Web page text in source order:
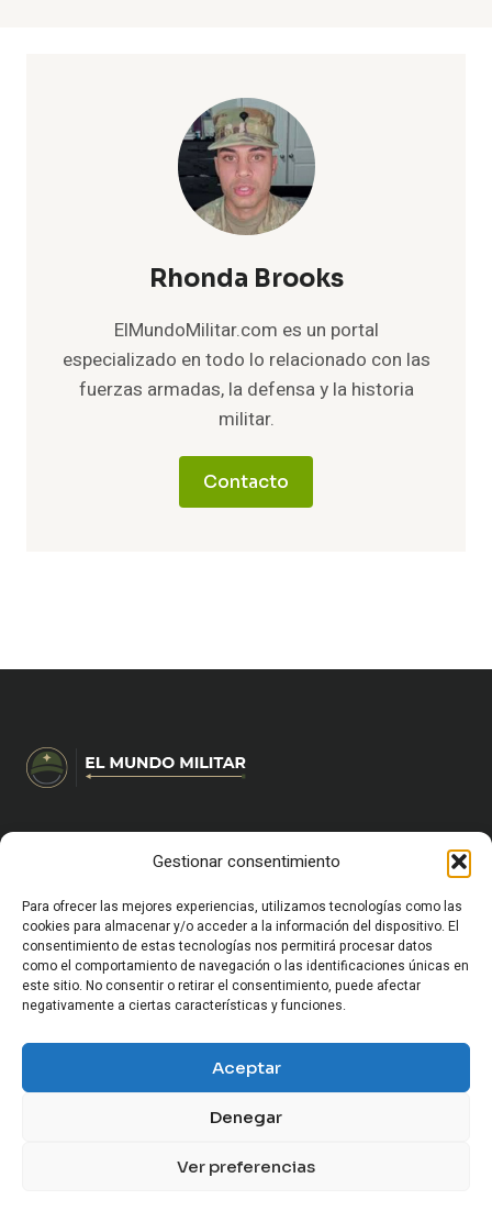
Gestionar consentimiento
Para ofrecer las mejores experiencias, utilizamos tecnologías como las
cookies para almacenar y/o acceder a la información del dispositivo. El
consentimiento de estas tecnologías nos permitirá procesar datos
como el comportamiento de navegación o las identificaciones únicas en
este sitio. No consentir o retirar el consentimiento, puede afectar
negativamente a ciertas características y funciones.
Aceptar
Denegar
Ver preferencias
Rhonda Brooks
ElMundoMilitar.com es un portal
especializado en todo lo relacionado con las
fuerzas armadas, la defensa y la historia
militar.
Contacto
CARRERA MILITAR Y FORMACIÓN
VIDA MILITAR EN ESPAÑA
EQUIPAMIENTO Y SUPERVIVENCIA
OCIO Y CULTURA MILITAR
HISTORIA MILITAR
CURIOSIDADES Y ANÉCDOTAS MILITARES
ARMAMENTO Y VEHÍCULOS MILITARES